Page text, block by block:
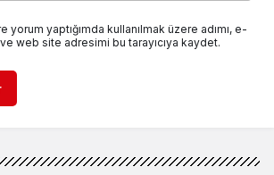
yorum yaptığımda kullanılmak üzere adımı, e-
web site adresimi bu tarayıcıya kaydet.